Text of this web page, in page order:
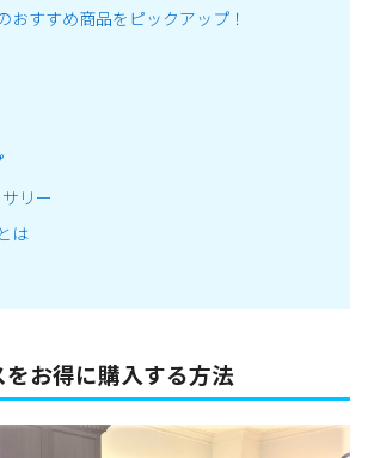
おすすめ商品をピックアップ！
リー
は
お得に購入する方法